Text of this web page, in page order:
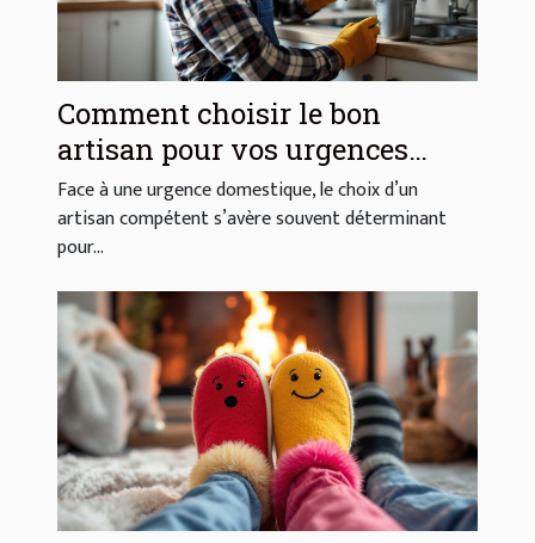
Comment choisir le bon
artisan pour vos urgences
domestiques ?
Face à une urgence domestique, le choix d’un
artisan compétent s’avère souvent déterminant
pour...